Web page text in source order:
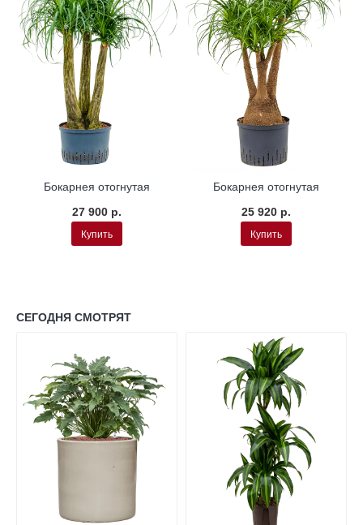
Бокарнея отогнутая
27 900 р.
Купить
Бокарнея отогнутая
25 920 р.
Купить
СЕГОДНЯ СМОТРЯТ